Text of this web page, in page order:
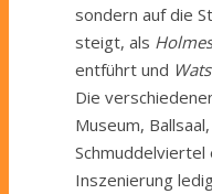
sondern auf die
steigt, als Holmes
entführt und
Die
Museum,
Inszenierung